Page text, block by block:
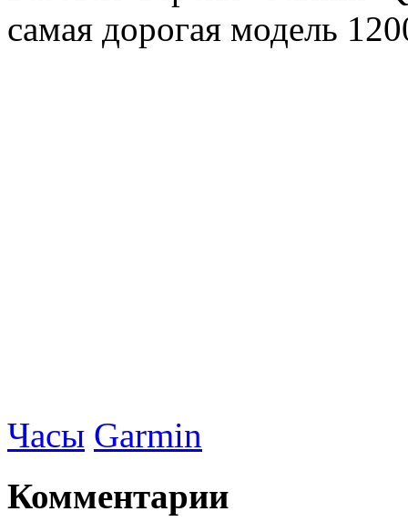
самая дорогая модель
Часы Garmin
Комментарии